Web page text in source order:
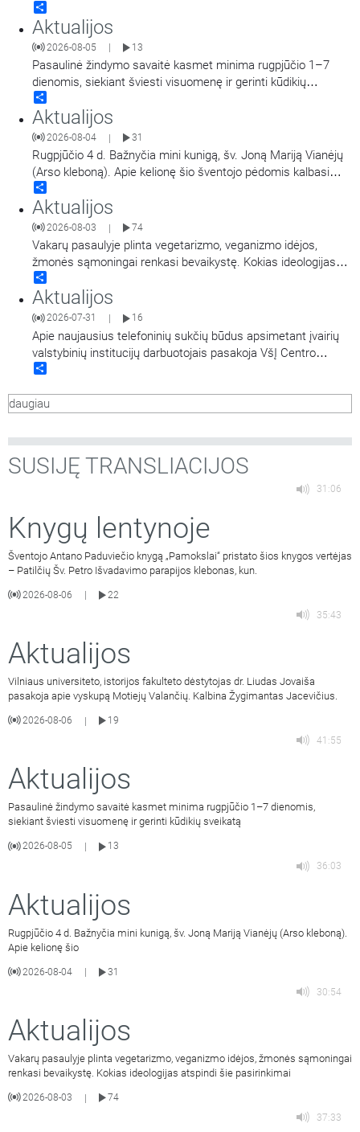
Žygimantas Jacevičius.
Aktualijos
2026-08-05 13
Pasaulinė žindymo savaitė kasmet minima rugpjūčio 1–7
dienomis, siekiant šviesti visuomenę ir gerinti kūdikių
sveikatą visame pasaulyje. Akušerė, tėvystės
mokyklos „Gandro lizdas“ įkūrėja Ieva Girdvainienė pasakoja
apie žindymo naudą kūdikiui ir motinai, taip pat dalijasi
patarimais, kur kreiptis pagalbos, jei kyla
…
Aktualijos
2026-08-04 | 31
Rugpjūčio 4 d. Bažnyčia mini kunigą, šv. Joną Mariją Vianėjų
(Arso kleboną). Apie kelionę šio šventojo pėdomis kalbasi
tikybos mokytoja Jolanta Stupelytė ir žurnalistė
Laisvė Radzevičienė.
Aktualijos
2026-08-03 | 74
Vakarų pasaulyje plinta vegetarizmo, veganizmo idėjos,
žmonės sąmoningai renkasi bevaikystę. Kokias ideologijas
atspindi šie pasirinkimai ir ką apie jas turi žinoti krikščionys.
Kalba Vilniaus šv. Pranciškaus Asyžiečio parapijos vikaras,
psichologas Arūnas Peškaitis OFM.
Aktualijos
2026-07-31 16
Apie naujausius telefoninių sukčių būdus apsimetant įvairių
valstybinių institucijų darbuotojais pasakoja VšĮ Centro
poliklinikos komunikacijos ir viešųjų ryšių specialistė Giedrė
direktoriaus pavaduotojas Rokas Jonikas, Pinigų plovimo
Živilė Kielienė. Laidą veda Vilniaus…
daugiau
SUSIJĘ TRANSLIACIJOS
31:06
Knygų lentynoje
Šventojo Antano Paduviečio knygą „Pamokslai“ pristato šios knygos vertėjas
– Patilčių Šv. Petro Išvadavimo parapijos klebonas, kun.
2026-08-06
22
35:43
Aktualijos
Vilniaus universiteto, istorijos fakulteto dėstytojas dr. Liudas Jovaiša
pasakoja apie vyskupą Motiejų Valančių. Kalbina Žygimantas Jacevičius.
2026-08-06 |
19
41:55
Aktualijos
Pasaulinė žindymo savaitė kasmet minima rugpjūčio 1–7 dienomis,
siekiant šviesti visuomenę ir gerinti kūdikių sveikatą
2026-08-05
13
36:03
Aktualijos
Rugpjūčio 4 d. Bažnyčia mini kunigą, šv. Joną Mariją Vianėjų (Arso kleboną).
Apie kelionę šio
2026-08-04
31
30:54
Aktualijos
Vakarų pasaulyje plinta vegetarizmo, veganizmo idėjos, žmonės sąmoningai
renkasi bevaikystę. Kokias ideologijas atspindi šie pasirinkimai
2026-08-03 |
74
37:33